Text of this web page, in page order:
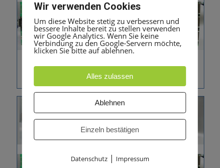
Lüfterkit für SLAD16 (nur für OSBiz X5W &
H3550 1 x ab der 3. SLAD16 Baugruppe)
Wir verwenden Cookies
Um diese Website stetig zu verbessern und
bessere Inhalte bereit zu stellen verwenden
wir Google Analytics. Wenn Sie keine
Verbindung zu den Google-Servern möchte,
klicken Sie bitte auf ablehnen.
Alles zulassen
Ablehnen
Einzeln bestätigen
Datenschutz| Impressum